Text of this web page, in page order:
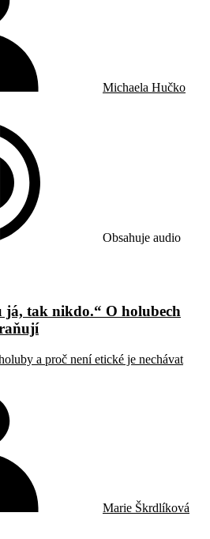
Michaela Hučko
Obsahuje audio
já, tak nikdo.“ O holubech
a proč není etické je nechávat
Marie Škrdlíková